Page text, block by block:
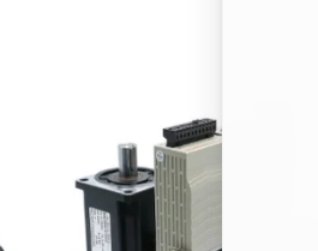
servo driver T3D, 1000 W AC
a propojovací kabely (enkodér +
Vše je předem...
Dostupnost:
Na dotaz
Kód:
2456/3M
Značka:
CNCdrive Kft.